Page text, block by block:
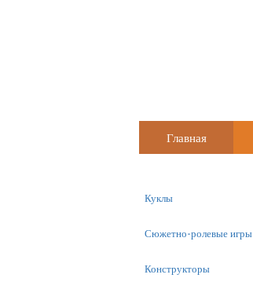
Главная
Куклы
Сюжетно-ролевые игры
Конструкторы